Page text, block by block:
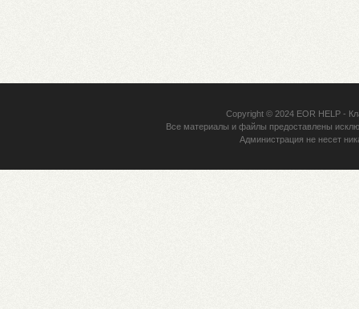
Copyright © 2024 EOR HELP-
Все материалы и файлы предоставлены
Администрация не несет